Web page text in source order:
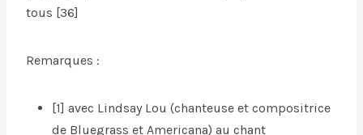
tous [36]
Remarques :
[1] avec Lindsay Lou (chanteuse et compositrice
de Bluegrass et Americana) au chant